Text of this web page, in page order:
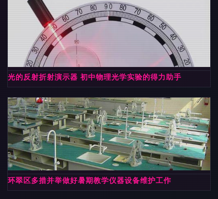
光的反射折射演示器 初中物理光学实验的得力助手
环翠区多措并举做好暑期教学仪器设备维护工作